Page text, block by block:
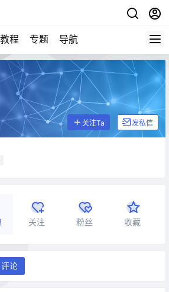
教程 专题 导航
关注Ta 发私信
关注 粉丝 收藏
评论